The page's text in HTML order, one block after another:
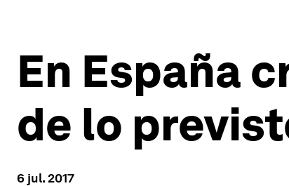
En España
de lo
6 jul. 2017